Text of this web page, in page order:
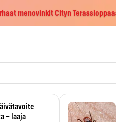
menovinkit Cityn
– laaja